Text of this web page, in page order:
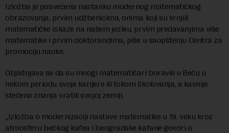
Izložba je posvećena nastanku modernog matematičkog
obrazovanja, prvim udžbenicima, onima koji su krojili
matematičke iskaze na našem jeziku, prvim predavanjima više
matematike i prvim doktorandima, piše u saopštenju Centra za
promociju nauke.
Objašnjava se da su mnogi matematičari boravili u Beču u
nekom periodu svoje karijere ili tokom školovanja, a kasnije
stečena znanja vratili svojoj zemlji.
„Izložba o modernizaciji nastave matematike u 19. veku kroz
atmosferu bečkog kafea i beogradske kafane govori o